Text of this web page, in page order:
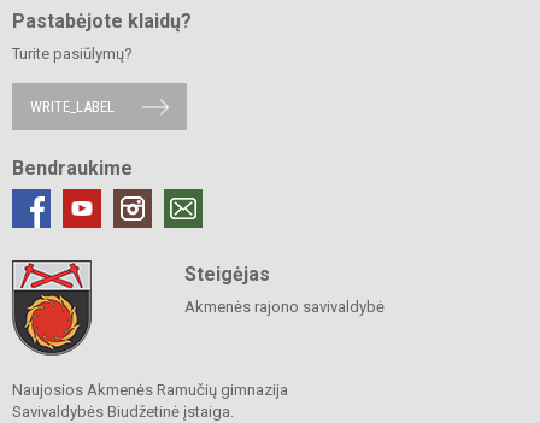
Pastabėjote klaidų?
Turite pasiūlymų?
WRITE_LABEL
Bendraukime
Steigėjas
Akmenės rajono savivaldybė
Naujosios Akmenės Ramučių gimnazija
Savivaldybės Biudžetinė įstaiga.